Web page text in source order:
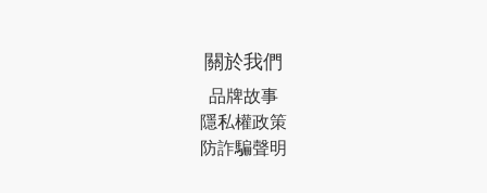
關於我們
品牌故事
隱私權政策
防詐騙聲明